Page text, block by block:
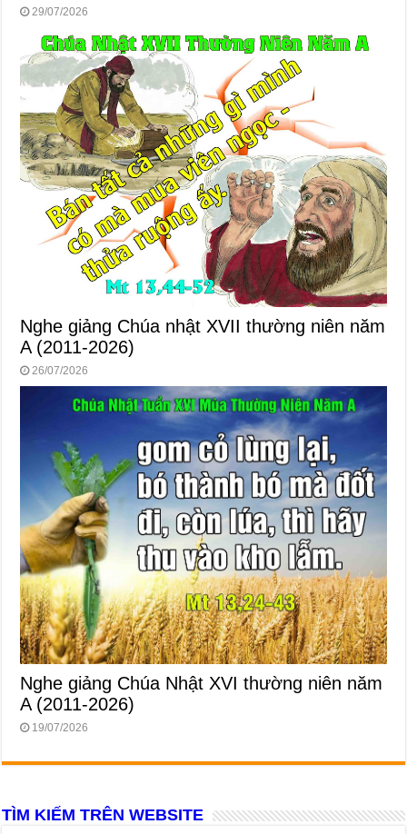
29/07/2026
Nghe giảng Chúa nhật XVII thường niên năm
A (2011-2026)
26/07/2026
Nghe giảng Chúa Nhật XVI thường niên năm
A (2011-2026)
19/07/2026
TÌM KIẾM TRÊN WEBSITE